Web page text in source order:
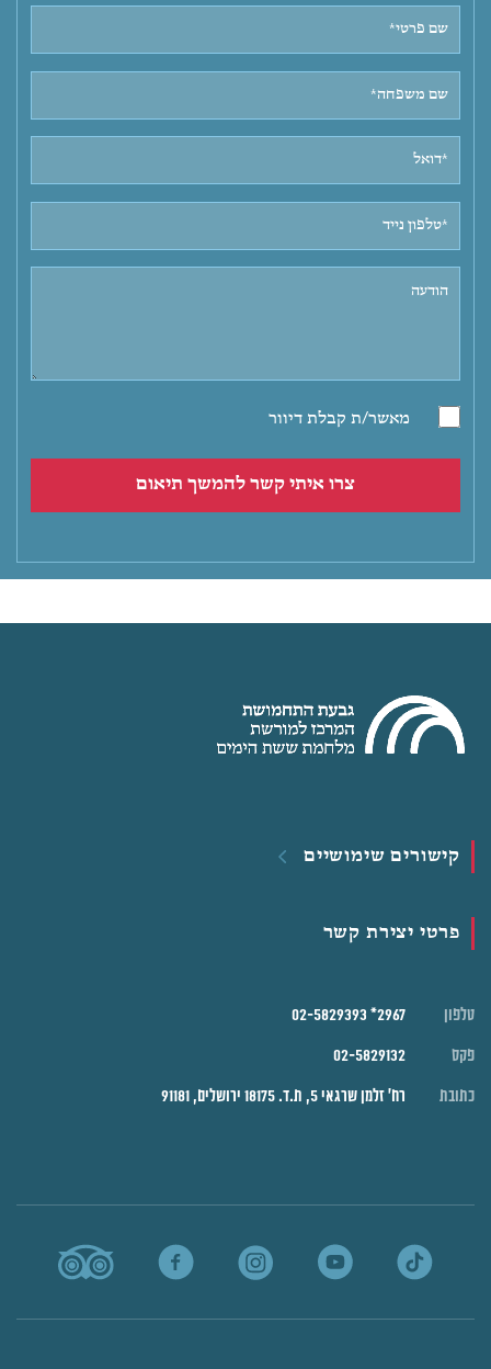
מאשר/ת קבלת דיוור
קישורים שימושיים
פרטי יצירת קשר
טלפון
פקס
כתובת
רח' זלמן שרגאי 5, ת.ד. 18175 ירושלים, 91181